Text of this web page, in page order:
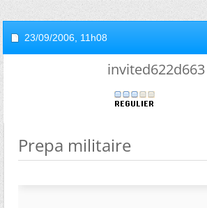
23/09/2006, 11h08
invited622d663
Prepa militaire